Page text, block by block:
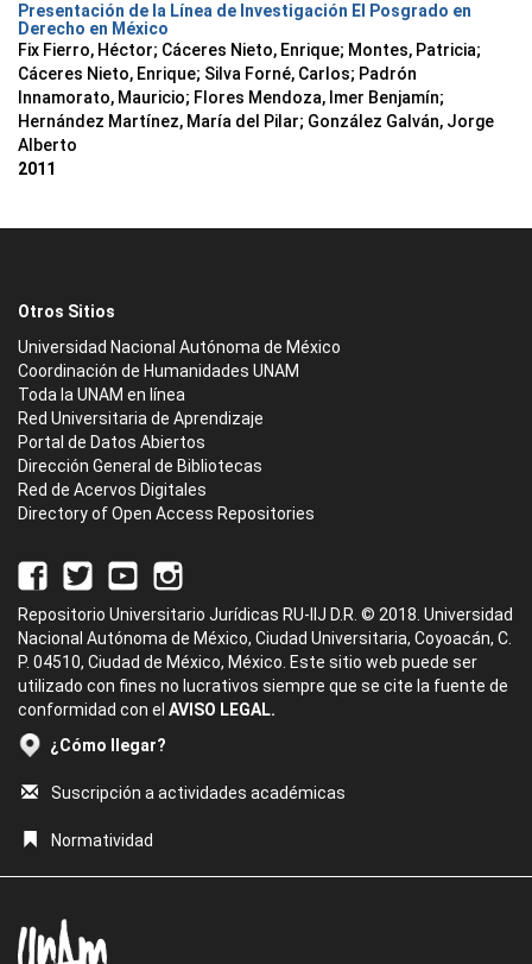
Presentación de la Línea de Investigación El Posgrado en
Derecho en México
Fix Fierro, Héctor; Cáceres Nieto, Enrique; Montes, Patricia;
Cáceres Nieto, Enrique; Silva Forné, Carlos; Padrón
Innamorato, Mauricio; Flores Mendoza, Imer Benjamín;
Hernández Martínez, María del Pilar; González Galván, Jorge
Alberto
2011
Otros Sitios
Universidad Nacional Autónoma de México
Coordinación de Humanidades UNAM
Toda la UNAM en línea
Red Universitaria de Aprendizaje
Portal de Datos Abiertos
Dirección General de Bibliotecas
Red de Acervos Digitales
Directory of Open Access Repositories
Repositorio Universitario Jurídicas RU-IIJ D.R. © 2018. Universidad
Nacional Autónoma de México, Ciudad Universitaria, Coyoacán, C.
P. 04510, Ciudad de México, México. Este sitio web puede ser
utilizado con fines no lucrativos siempre que se cite la fuente de
conformidad con el AVISO LEGAL.
¿Cómo llegar?
Suscripción a actividades académicas
Normatividad